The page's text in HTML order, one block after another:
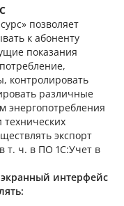
позволяет
к абоненту
показания
контролировать
различные
энергопотребления
технических
экспорт
т. ч. в ПО 1С:Учет в
интерфейс